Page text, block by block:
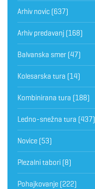
Arhiv novic (637)
Arhiv predavanj (168)
Balvanska smer (47)
Kolesarska tura (14)
Kombinirana tura (188)
Ledno-snežna tura (437)
Novice (53)
Plezalni tabori (8)
Pohajkovanje (222)